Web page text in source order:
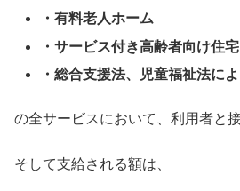
・有料老人ホーム
・サービス付き高齢者向け住宅
・総合支援法、児童福祉法に
の全サービスにおいて、利用者と
そして支給される額は、